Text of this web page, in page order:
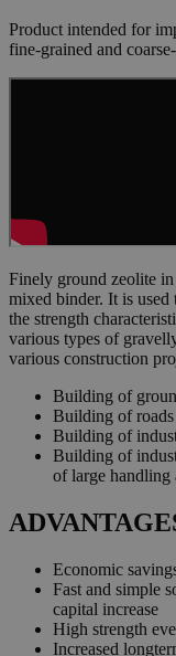
Product intended for
fine-grained and
Finely ground zeolite
mixed binder. It is used
the strength
various types of
various construction
Building of
Building of roads
Building of
Building of
of large handling
Economic
Fast and simple
capital increase
High strength
Increased